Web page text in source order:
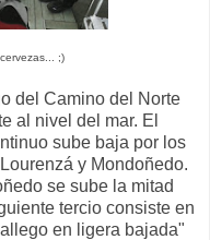
;)
del Camino del Norte
al nivel del mar. El
sube baja por los
y Mondoñedo.
se sube la mitad
tercio consiste en
en ligera bajada"